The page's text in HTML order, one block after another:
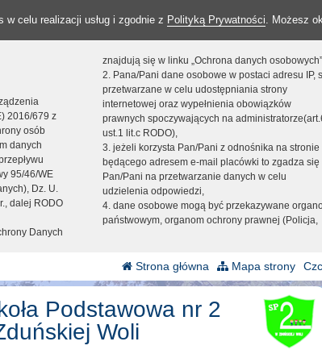
celu realizacji usług i zgodnie z Polityką Prywatności. Możesz
2016/679 z
osób
danych
95/46/WE
Dz. U.
dalej RODO
Danych
znajdują się w linku „Ochrona danych
2. Pana/Pani dane osobowe w postaci adresu IP,
przetwarzane w celu udostępniania strony
internetowej oraz wypełnienia obowiązków
prawnych spoczywających na
ust.1 lit.c RODO),
3. jeżeli korzysta Pan/Pani z odnośnika na stronie
będącego adresem e-mail placówki to zgadza się
Pan/Pani na przetwarzanie danych w celu
udzielenia odpowiedzi,
4. dane osobowe mogą być przekazywane
państwowym, organom ochrony prawnej (Policja,
Strona główna Mapa strony
Podstawowa nr 2
Woli